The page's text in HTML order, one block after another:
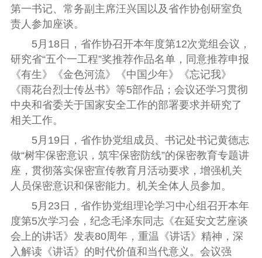
第一书记、常务副主席汪兴国以及省作协创研室负
责人参加座谈。
5月 18日，省作协召开本年度第12次党组会议，
研究省“五个一工程”奖推荐作品名单，同意推荐申报
《有生》《金色河流》《中国少年》《忘记我》
《雨花台烈士传丛书》等5部作品；会议还学习贯彻
中央和省委关于国家安全工作的部署要求并研究了
相关工作。
5月 19 日，省作协党组成员、书记处书记黄德志
做“树牢保密意识，筑牢保密防线”的保密教育专题讲
座，贯彻落实保密宣传教育月活动要求，增强机关
人员保密意识和保密能力。机关全体人员参加。
5月 23日，省作协党组理论学习中心组召开本年
度第5次学习会，纪念毛泽东同志《在延安文艺座谈
会上的讲话》发表80周年，重温《讲话》精神，深
入解读《讲话》的时代价值和当代意义。会议强